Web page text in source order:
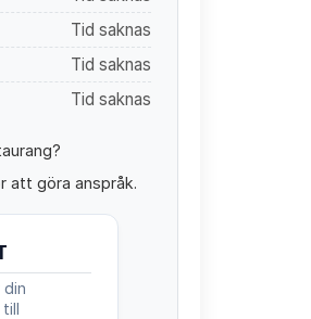
Tid saknas
Tid saknas
Tid saknas
att göra anspråk.
till